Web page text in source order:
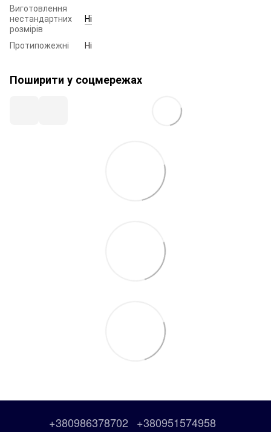
Виготовлення
нестандартних
розмірів
Ні
Протипожежні Ні
Поширити у соцмережах
+380986378702 +380951574958